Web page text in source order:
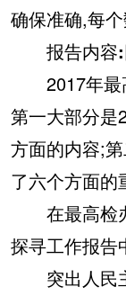
确保准确,每
报告内容:
2017年最
第一大部分是
方面的内容;
了六个方面的
在最高检办
探寻工作报告
突出人民